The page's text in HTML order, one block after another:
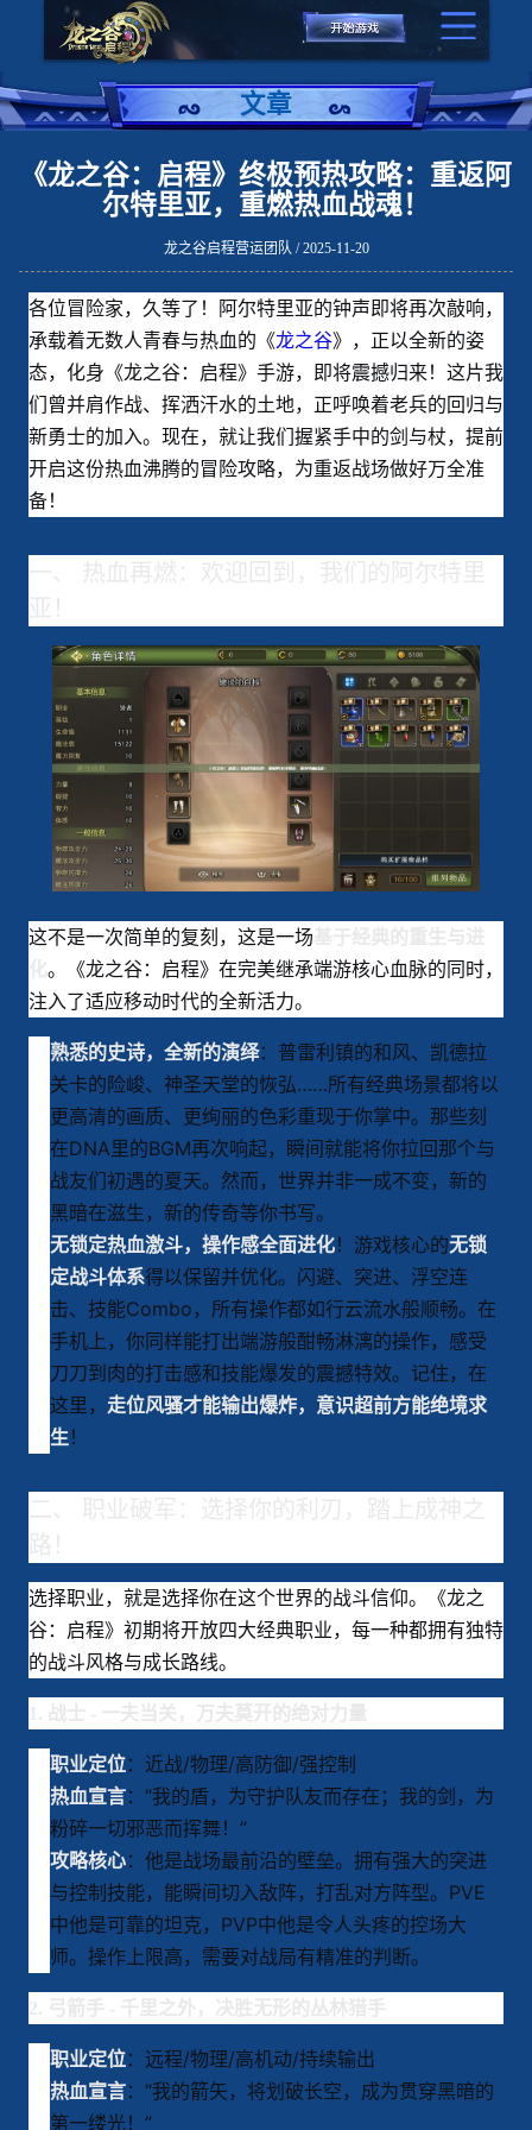
文章
《龙之谷：启程》终极预热攻略：重返阿
尔特里亚，重燃热血战魂！
龙之谷启程营运团队 / 2025-11-20
各位冒险家，久等了！阿尔特里亚的钟声即将再次敲响，
承载着无数人青春与热血的《龙之谷》，正以全新的姿
态，化身《龙之谷：启程》手游，即将震撼归来！这片我
们曾并肩作战、挥洒汗水的土地，正呼唤着老兵的回归与
新勇士的加入。现在，就让我们握紧手中的剑与杖，提前
开启这份热血沸腾的冒险攻略，为重返战场做好万全准
备！
这不是一次简单的复刻，这是一场
。《龙之谷：启程》在完美继承端游核心血脉的同时，
注入了适应移动时代的全新活力。
熟悉的史诗，全新的演绎：普雷利镇的和风、凯德拉
关卡的险峻、神圣天堂的恢弘……所有经典场景都将以
更高清的画质、更绚丽的色彩重现于你掌中。那些刻
在DNA里的BGM再次响起，瞬间就能将你拉回那个与
战友们初遇的夏天。然而，世界并非一成不变，新的
黑暗在滋生，新的传奇等你书写。
无锁定热血激斗，操作感全面进化！游戏核心的无锁
定战斗体系得以保留并优化。闪避、突进、浮空连
击、技能Combo，所有操作都如行云流水般顺畅。在
手机上，你同样能打出端游般酣畅淋漓的操作，感受
刀刀到肉的打击感和技能爆发的震撼特效。记住，在
这里，
走位风骚才能输出爆炸，意识超前方能绝境求
生！
选择职业，就是选择你在这个世界的战斗信仰。《龙之
谷：启程》初期将开放四大经典职业，每一种都拥有独特
的战斗风格与成长路线。
职业定位：近战/物理/高防御/强控制
热血宣言：“我的盾，为守护队友而存在；我的剑，为
粉碎一切邪恶而挥舞！”
攻略核心：他是战场最前沿的壁垒。拥有强大的突进
与控制技能，能瞬间切入敌阵，打乱对方阵型。PVE
中他是可靠的坦克，PVP中他是令人头疼的控场大
师。操作上限高，需要对战局有精准的判断。
职业定位：远程/物理/高机动/持续输出
热血宣言：“我的箭矢，将划破长空，成为贯穿黑暗的
第一缕光！”